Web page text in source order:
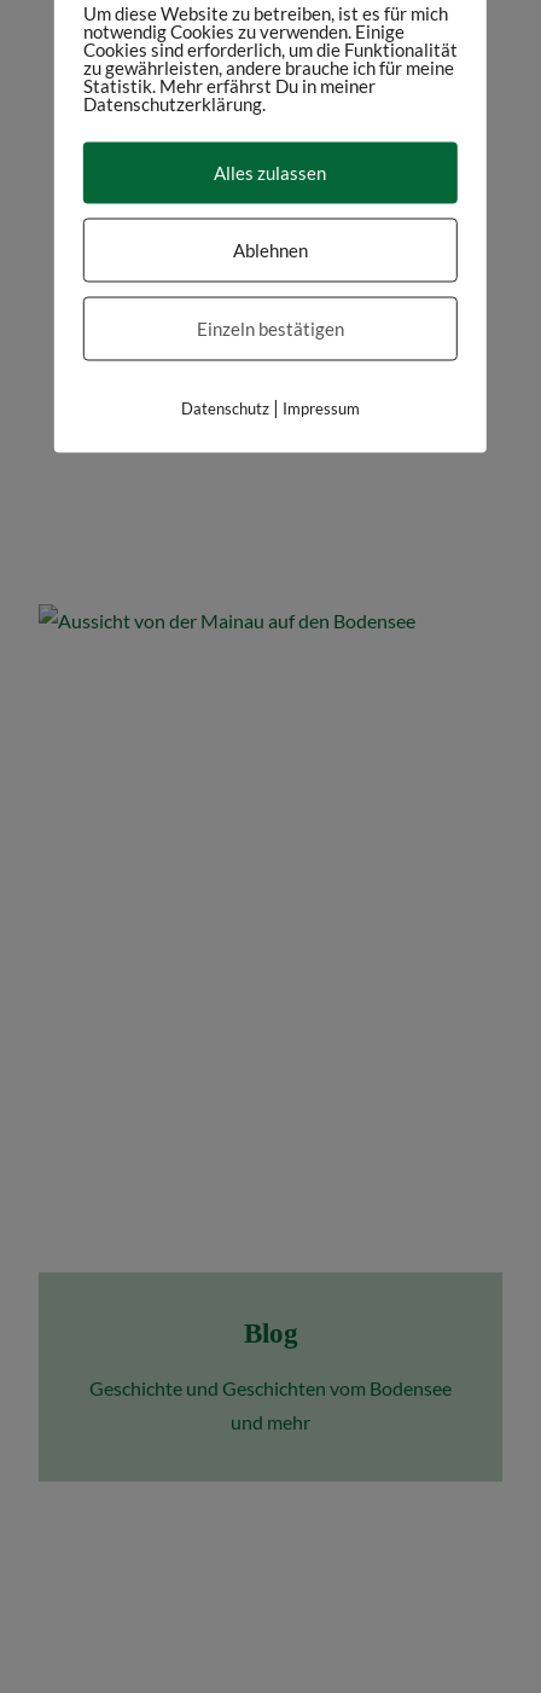
Blog
Geschichte und Geschichten vom Bodensee
und mehr
Um diese Website zu betreiben, ist es für mich
notwendig Cookies zu verwenden. Einige
Cookies sind erforderlich, um die Funktionalität
zu gewährleisten, andere brauche ich für meine
Statistik. Mehr erfährst Du in meiner
Datenschutzerklärung.
Alles zulassen
Ablehnen
Einzeln bestätigen
Datenschutz| Impressum